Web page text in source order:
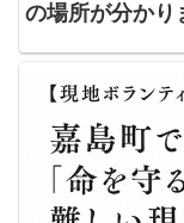
の場所が分かり